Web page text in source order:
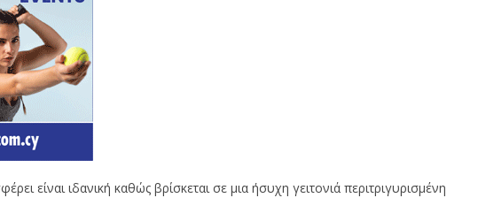
είναι ιδανική καθώς βρίσκεται σε μια ήσυχη γειτονιά περιτριγυρισμένη